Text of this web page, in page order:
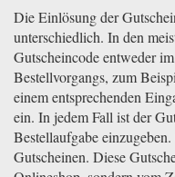
Die Einlösung der
unterschiedlich. In den
Gutscheincode entweder
Bestellvorgangs, zum
einem entsprechenden
ein. In jedem Fall ist der
Bestellaufgabe
Gutscheinen. Diese